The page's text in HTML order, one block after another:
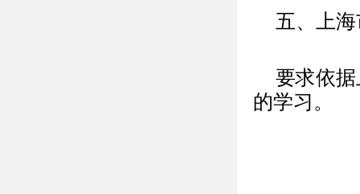
五、上
要求依
的学习。